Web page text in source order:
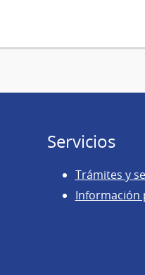
Servicios
Trámites y
Información